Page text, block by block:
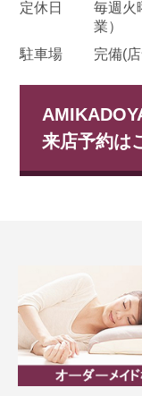
定休日
毎週火
業）
駐車場
完備(
来店予約は